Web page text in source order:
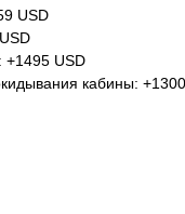
USD
+1495 USD
кабины: